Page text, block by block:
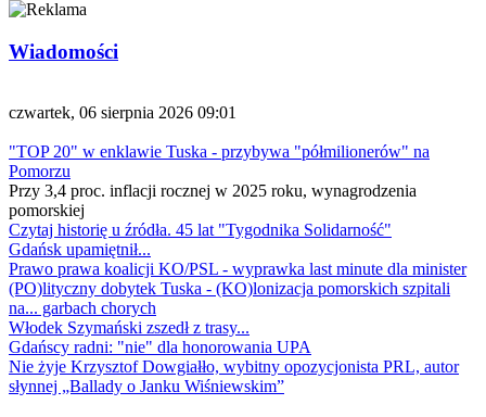
Wiadomości
czwartek, 06 sierpnia 2026 09:01
"TOP 20" w enklawie Tuska - przybywa "półmilionerów" na
Pomorzu
Przy 3,4 proc. inflacji rocznej w 2025 roku, wynagrodzenia
pomorskiej
Czytaj historię u źródła. 45 lat "Tygodnika Solidarność"
Gdańsk upamiętnił...
Prawo prawa koalicji KO/PSL - wyprawka last minute dla minister
(PO)lityczny dobytek Tuska - (KO)lonizacja pomorskich szpitali
na... garbach chorych
Włodek Szymański zszedł z trasy...
Gdańscy radni: "nie" dla honorowania UPA
Nie żyje Krzysztof Dowgiałło, wybitny opozycjonista PRL, autor
słynnej „Ballady o Janku Wiśniewskim”